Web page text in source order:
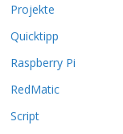
n
u
f
e
r
Projekte
Quicktipp
Raspberry Pi
RedMatic
Script